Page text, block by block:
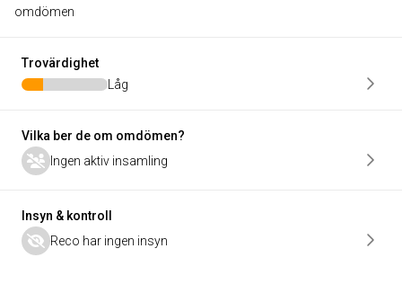
omdömen
Trovärdighet
Låg
Vilka ber de om omdömen?
Ingen aktiv insamling
Insyn & kontroll
Reco har ingen insyn